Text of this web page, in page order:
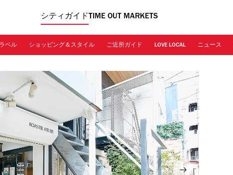
シティガイド TIME OUT MARKETS
ベル ショッピング＆スタイル ご近所ガイド LOVE LOCAL ニュース